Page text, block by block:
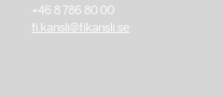
+46 8 786 80 00
fi.kansli@fikansli.se